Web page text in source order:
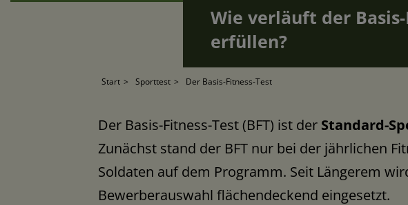
Wie verläuft der
erfüllen?
Start Sporttest Der Basis-Fitness-Test
Der Basis-Fitness-Test (BFT) ist der Standard-
Zunächst stand der BFT nur bei der jährlichen
Soldaten auf dem Programm. Seit Längerem
Bewerberauswahl flächendeckend eingesetzt.